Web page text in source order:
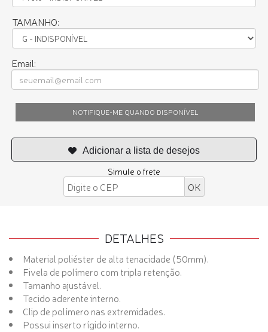
TAMANHO:
Email:
NOTIFIQUE-ME QUANDO DISPONÍVEL
Simule o frete
DETALHES
Material poliéster de alta tenacidade (50mm).
Fivela de polímero com tripla retenção.
Tamanho ajustável.
Tecido aderente interno.
Clip de polímero nas extremidades.
Possui inserto rígido interno.